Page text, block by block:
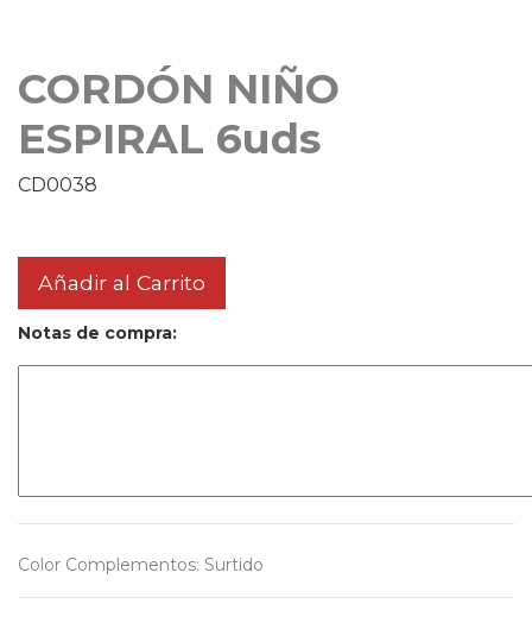
CORDÓN NIÑO
ESPIRAL 6uds
CD0038
Añadir al Carrito
Notas de compra:
Color Complementos: Surtido